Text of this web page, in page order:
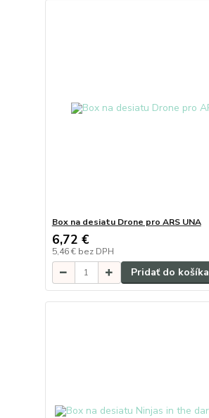
Box na desiatu Drone pro ARS UNA
6,72 €
5,46 € bez DPH
Pridať do košíka